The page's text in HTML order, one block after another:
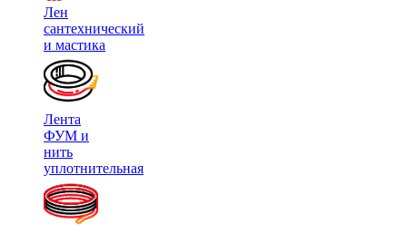
Лен
сантехнический
и мастика
Лента
ФУМ и
нить
уплотнительная